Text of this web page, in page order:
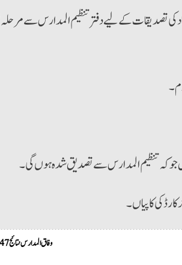
کی تصدیقات کے لیے دفتر تنظیم المدارس سے
جوکہ تنظیم المدارس سے تصدیق شدہ ہوں گی۔
کی کاپیاں۔
وفاق المدارس نتائج 1447ھ 2026 آن لائن چیک کرنے کا طریقہ